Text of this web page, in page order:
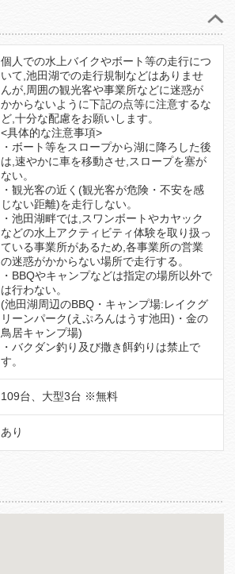
個人での水上バイクやボート等の走行につ
いて,池田湖での走行規制などはありませ
んが,周囲の観光客や事業所などに迷惑が
かからないように下記の点等に注意するな
ど,十分な配慮をお願いします。
<具体的な注意事項>
・ボート等をスロープから湖に降ろした後
は,速やかに車を移動させ,スロープを塞が
ない。
・観光客の近く(観光客が危険・不安を感
じない距離)を走行しない。
・池田湖畔では,スワンボートやカヤック
などの水上アクティビティ体験を取り扱っ
ている事業所があるため,各事業所の営業
の迷惑がかからない場所で走行する。
・BBQやキャンプなどは指定の場所以外で
は行わない。
(池田湖周辺のBBQ・キャンプ場:レイクグ
リーンパーク(えぷろんはうす池田)・金の
鳥居キャンプ場)
・バクダン釣り及び撒き餌釣りは禁止で
す。
109台、大型3台 ※無料
あり